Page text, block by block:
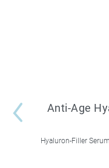
Anti-Age